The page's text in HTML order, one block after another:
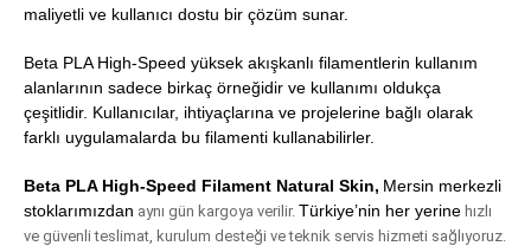
maliyetli ve kullanıcı dostu bir çözüm sunar.
Beta PLA High-Speed yüksek akışkanlı filamentlerin kullanım
alanlarının sadece birkaç örneğidir ve kullanımı oldukça
çeşitlidir. Kullanıcılar, ihtiyaçlarına ve projelerine bağlı olarak
farklı uygulamalarda bu filamenti kullanabilirler.
Beta PLA High-Speed Filament Natural Skin, Mersin merkezli
stoklarımızdan aynı gün kargoya verilir. Türkiye’nin her yerine hızlı
ve güvenli teslimat, kurulum desteği ve teknik servis hizmeti sağlıyoruz.